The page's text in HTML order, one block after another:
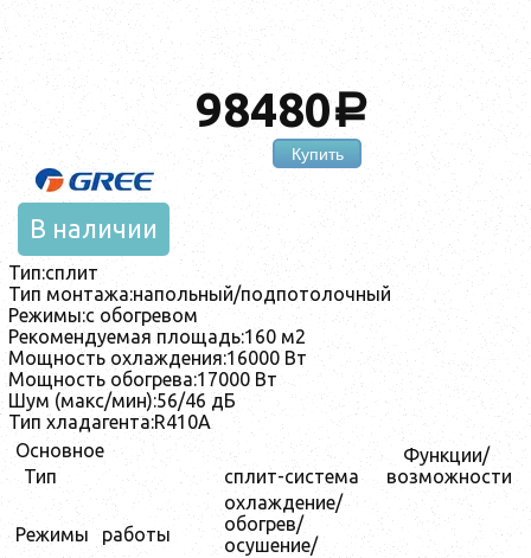
98480a
Купить
В наличии
Тип:сплит
Тип монтажа:напольный/подпотолочный
Режимы:с обогревом
Рекомендуемая площадь:160 м2
Мощность охлаждения:16000 Вт
Мощность обогрева:17000 Вт
Шум (макс/мин):56/46 дБ
Тип хладагента:R410А
Основное
Тип
сплит-система
Режимы работы
охлаждение/
обогрев/
осушение/
Функции/
возможности